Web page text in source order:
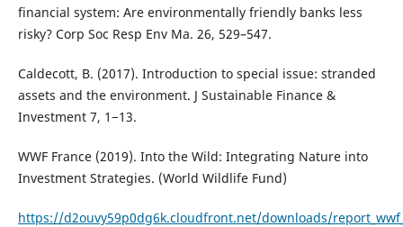
financial system: Are environmentally friendly banks less
risky? Corp Soc Resp Env Ma. 26, 529–547.
Caldecott, B. (2017). Introduction to special issue: stranded
assets and the environment. J Sustainable Finance &
Investment 7, 1−13.
WWF France (2019). Into the Wild: Integrating Nature into
Investment Strategies. (World Wildlife Fund)
https://d2ouvy59p0dg6k.cloudfront.net/downloads/